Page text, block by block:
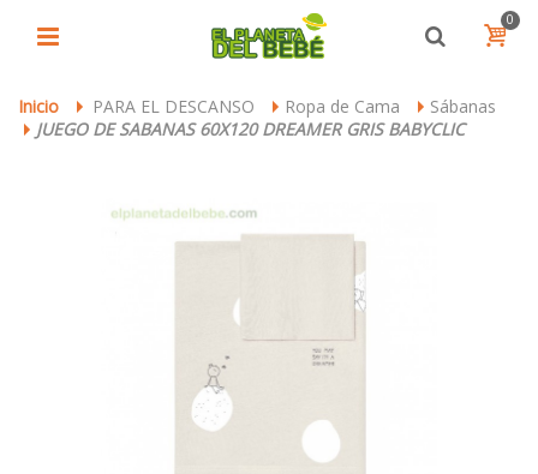
0
Inicio > PARA EL DESCANSO > Ropa de Cama > Sábanas
> JUEGO DE SABANAS 60X120 DREAMER GRIS BABYCLIC